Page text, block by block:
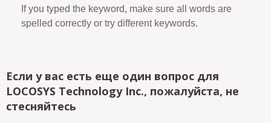
If you typed the keyword, make sure all words are
spelled correctly or try different keywords.
Если у вас есть еще один вопрос для
LOCOSYS Technology Inc., пожалуйста, не
стесняйтесь